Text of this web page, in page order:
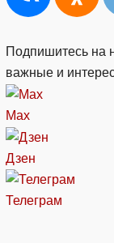
Подпишитесь на
важные и
Max
Дзен
Телеграм